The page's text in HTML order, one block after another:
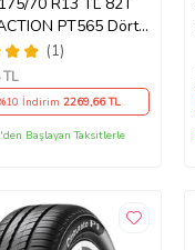
PT565 Dört
(Üretim
(1)
İndirim 2269,66 TL
Başlayan Taksitlerle